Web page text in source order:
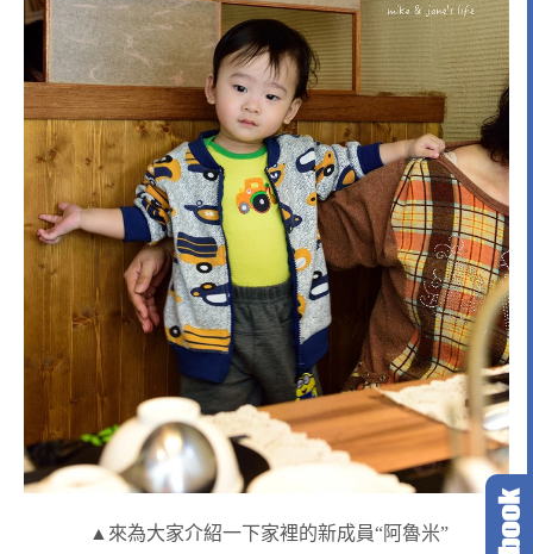
▲來為大家介紹一下家裡的新成員“阿魯米”